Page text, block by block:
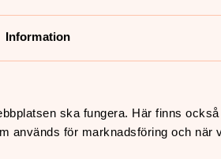
Information
ska fungera. Här finns
används för marknadsföring och när